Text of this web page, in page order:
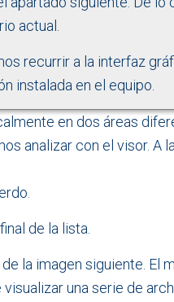
actual.
recurrir a la interfaz
instalada en el equipo.
en dos áreas
analizar con el visor. A
de la lista.
la imagen siguiente. El
una serie de